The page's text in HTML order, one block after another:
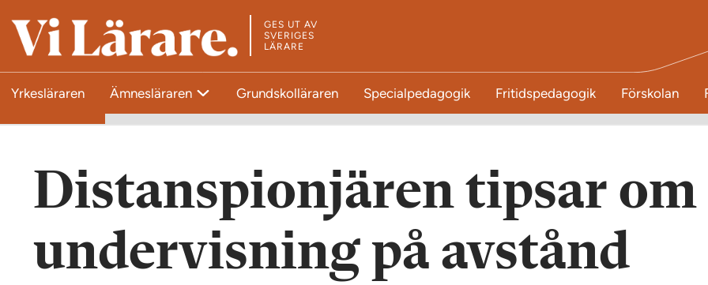
T
l
l
GES UT AV
SVERIGES
LÄRARE
Yrkesläraren Ämnesläraren Grundskolläraren Specialpedagogik Fritidspedagogik Förskolan
Distanspionjären tipsar om
undervisning på avstånd